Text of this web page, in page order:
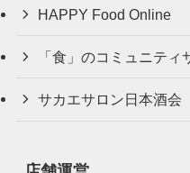
HAPPY Food Online
「食」のコミュニティ
サカエサロン日本酒会